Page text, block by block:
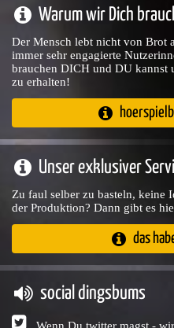
Warum wir Dich
Der Mensch lebt nicht von Brot
immer sehr engagierte
brauchen DICH und DU kannst
zu erhalten!
Unser exklusiver
Zu faul selber zu basteln, keine
der Produktion? Dann gibt es
das
social dingsbums